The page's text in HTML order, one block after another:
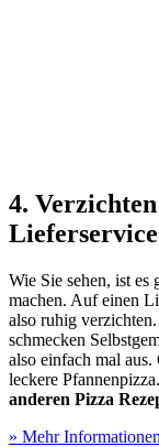
4.
Lieferservice
Wie Sie sehen, ist es
machen. Auf einen
also ruhig verzichten.
schmecken
also einfach mal
leckere
anderen Pizza
» Mehr Informationen